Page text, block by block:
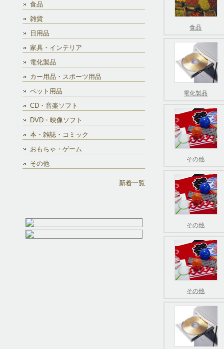
食品
電化製品
その他
その他
その他
食品
雑貨
日用品
家具・インテリア
電化製品
カー用品・スポーツ用品
ペット用品
CD・音楽ソフト
DVD・映像ソフト
本・雑誌・コミック
おもちゃ・ゲーム
その他
新着一覧